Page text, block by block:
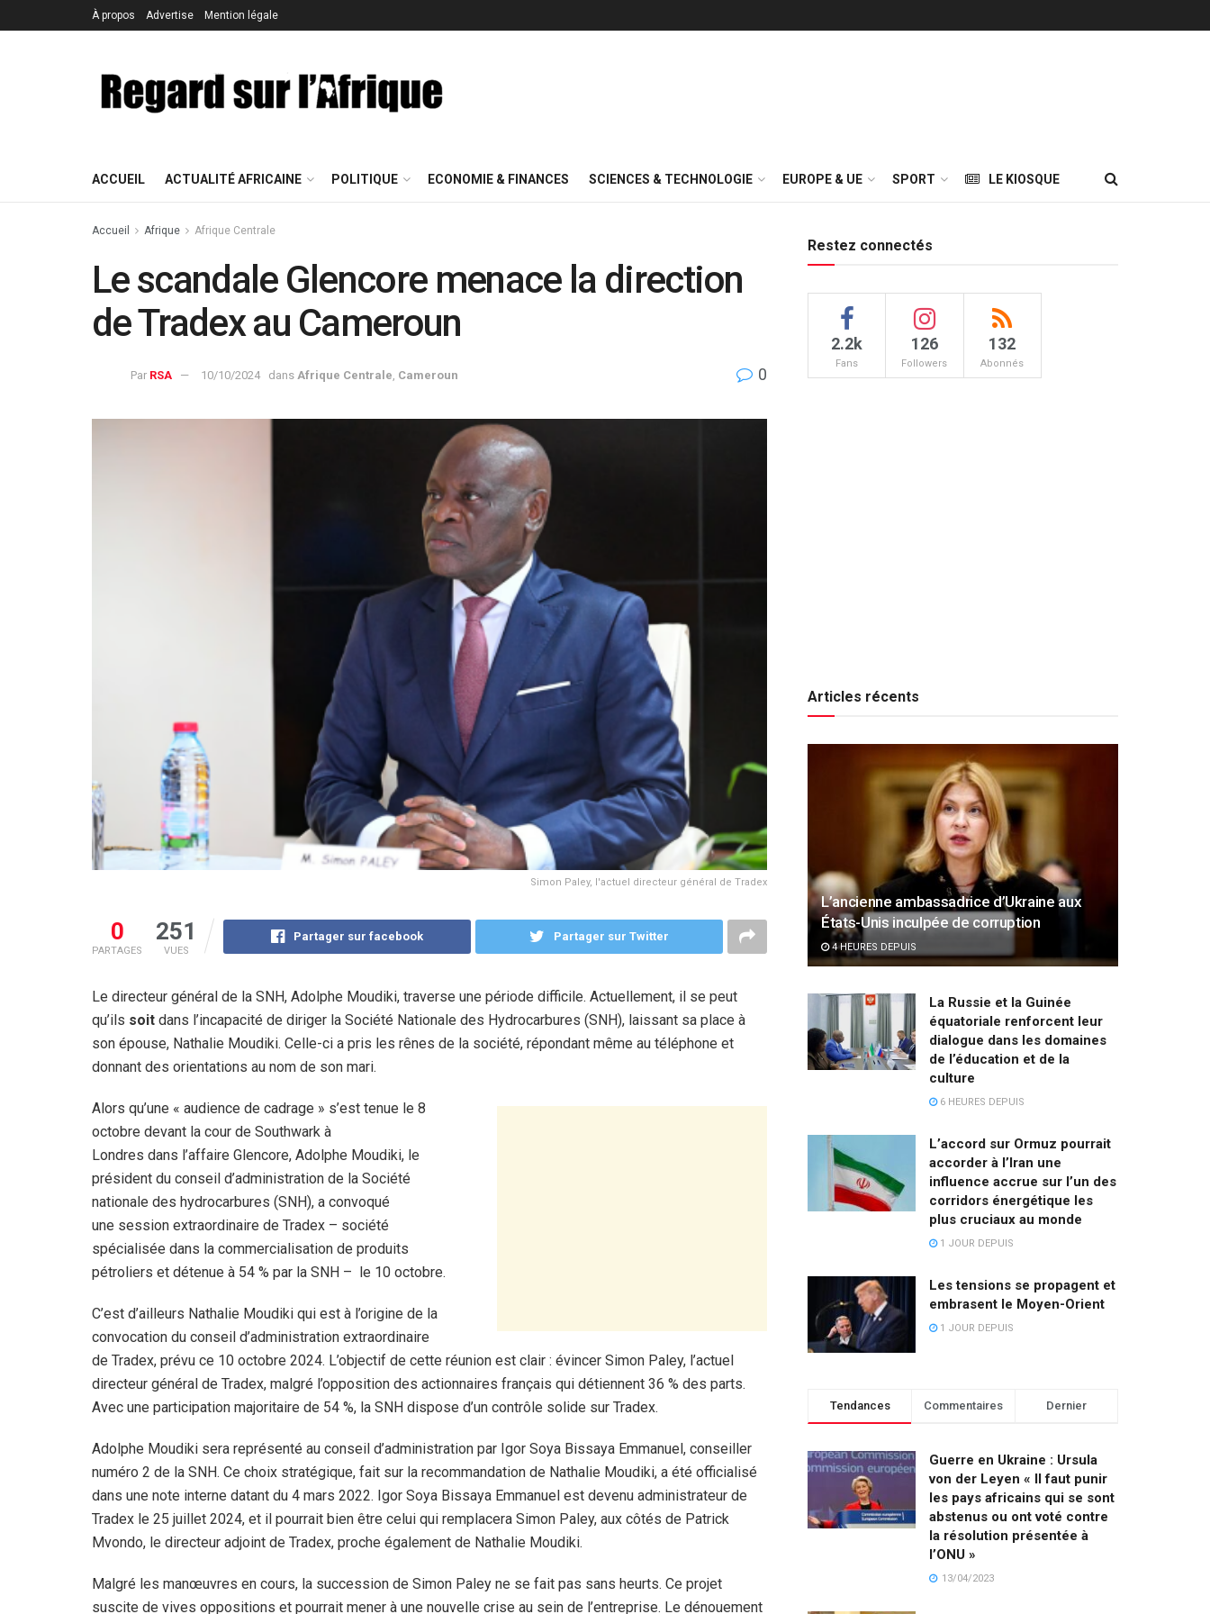
À propos Advertise Mention légale
ACCUEIL ACTUALITÉ AFRICAINE POLITIQUE ECONOMIE & FINANCES SCIENCES & TECHNOLOGIE EUROPE & UE SPORT LE KIOSQUE
Accueil Afrique Afrique Centrale
Le scandale Glencore menace la direction
de Tradex au Cameroun
Par RSA 10/10/2024 dans Afrique Centrale Cameroun 0
Simon Paley, l'actuel directeur général de Tradex
0
PARTAGES
251
VUES
Partager sur facebook Partager sur Twitter
Le directeur général de la SNH, Adolphe Moudiki, traverse une période difficile. Actuellement, il se peut
qu’ils soit dans l’incapacité de diriger la Société Nationale des Hydrocarbures (SNH), laissant sa place à
son épouse, Nathalie Moudiki. Celle-ci a pris les rênes de la société, répondant même au téléphone et
donnant des orientations au nom de son mari.
Alors qu’une « audience de cadrage » s’est tenue le 8
octobre devant la cour de Southwark à
Londres dans l’affaire Glencore, Adolphe Moudiki, le
président du conseil d’administration de la Société
nationale des hydrocarbures (SNH), a convoqué
une session extraordinaire de Tradex – société
spécialisée dans la commercialisation de produits
pétroliers et détenue à 54 % par la SNH – le 10 octobre.
C’est d’ailleurs Nathalie Moudiki qui est à l’origine de la
convocation du conseil d’administration extraordinaire
de Tradex, prévu ce 10 octobre 2024. L’objectif de cette réunion est clair : évincer Simon Paley, l’actuel
directeur général de Tradex, malgré l’opposition des actionnaires français qui détiennent 36 % des parts.
Avec une participation majoritaire de 54 %, la SNH dispose d’un contrôle solide sur Tradex.
Adolphe Moudiki sera représenté au conseil d’administration par Igor Soya Bissaya Emmanuel, conseiller
numéro 2 de la SNH. Ce choix stratégique, fait sur la recommandation de Nathalie Moudiki, a été officialisé
dans une note interne datant du 4 mars 2022. Igor Soya Bissaya Emmanuel est devenu administrateur de
Tradex le 25 juillet 2024, et il pourrait bien être celui qui remplacera Simon Paley, aux côtés de Patrick
Mvondo, le directeur adjoint de Tradex, proche également de Nathalie Moudiki.
Malgré les manœuvres en cours, la succession de Simon Paley ne se fait pas sans heurts. Ce projet
suscite de vives oppositions et pourrait mener à une nouvelle crise au sein de l’entreprise. Le dénouement
Restez connectés
2.2k
Fans
126
Followers
132
Abonnés
Articles récents
L’ancienne ambassadrice d’Ukraine aux
États-Unis inculpée de corruption
4 HEURES DEPUIS
La Russie et la Guinée
équatoriale renforcent leur
dialogue dans les domaines
de l’éducation et de la
culture
6 HEURES DEPUIS
L’accord sur Ormuz pourrait
accorder à l’Iran une
influence accrue sur l’un des
corridors énergétique les
plus cruciaux au monde
1 JOUR DEPUIS
Les tensions se propagent et
embrasent le Moyen-Orient
1 JOUR DEPUIS
Tendances Commentaires Dernier
Guerre en Ukraine : Ursula
von der Leyen « Il faut punir
les pays africains qui se sont
abstenus ou ont voté contre
la résolution présentée à
l’ONU »
13/04/2023